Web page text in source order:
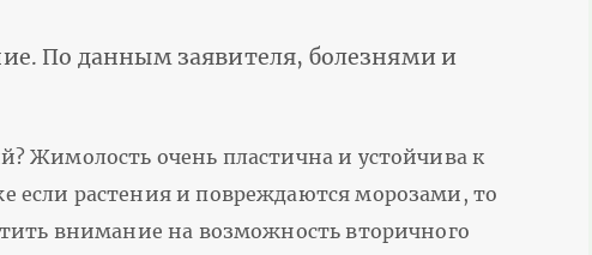
По данным заявителя, болезнями и
Жимолость очень пластична и устойчива к
растения и повреждаются морозами, то
внимание на возможность вторичного